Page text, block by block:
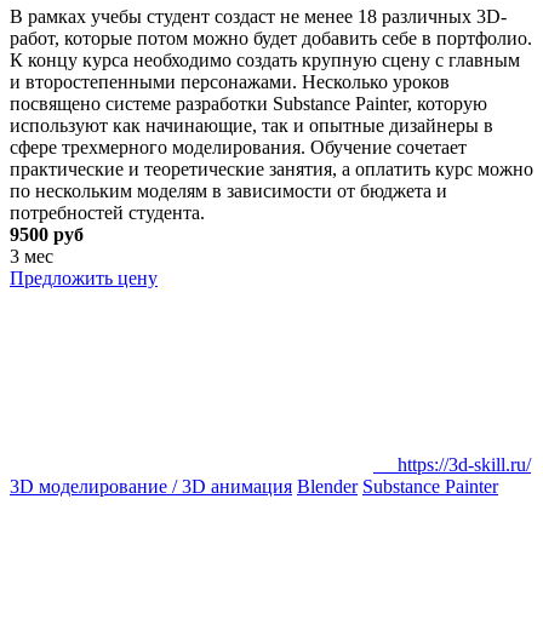
В рамках учебы студент создаст не менее 18 различных 3D-
работ, которые потом можно будет добавить себе в портфолио.
К концу курса необходимо создать крупную сцену с главным
и второстепенными персонажами. Несколько уроков
посвящено системе разработки Substance Painter, которую
используют как начинающие, так и опытные дизайнеры в
сфере трехмерного моделирования. Обучение сочетает
практические и теоретические занятия, а оплатить курс можно
по нескольким моделям в зависимости от бюджета и
потребностей студента.
9500 руб
3 мес
Предложить цену
https://3d-skill.ru/
3D моделирование / 3D анимация Blender Substance Painter